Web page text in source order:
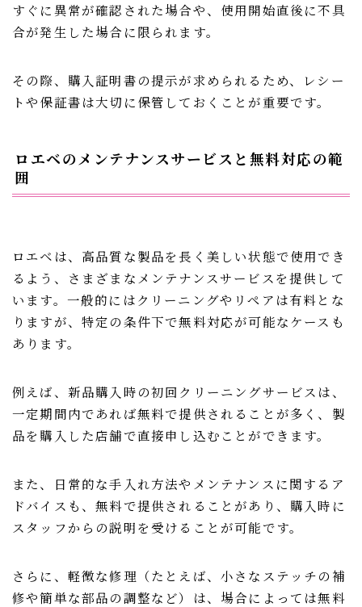
すぐに異常が確認された場合や、使用開始直後に不具
合が発生した場合に限られます。
その際、購入証明書の提示が求められるため、レシー
トや保証書は大切に保管しておくことが重要です。
ロエベのメンテナンスサービスと無料対応の範
囲
ロエベは、高品質な製品を長く美しい状態で使用でき
るよう、さまざまなメンテナンスサービスを提供して
います。一般的にはクリーニングやリペアは有料とな
りますが、特定の条件下で無料対応が可能なケースも
あります。
例えば、新品購入時の初回クリーニングサービスは、
一定期間内であれば無料で提供されることが多く、製
品を購入した店舗で直接申し込むことができます。
また、日常的な手入れ方法やメンテナンスに関するア
ドバイスも、無料で提供されることがあり、購入時に
スタッフからの説明を受けることが可能です。
さらに、軽微な修理（たとえば、小さなステッチの補
修や簡単な部品の調整など）は、場合によっては無料